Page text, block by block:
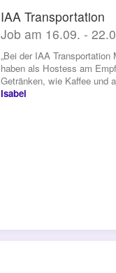
IAA Transportation
Job am 16.09. -
„Bei der IAA
haben als Hostess am
Getränken, wie Kaffee und
Isabel